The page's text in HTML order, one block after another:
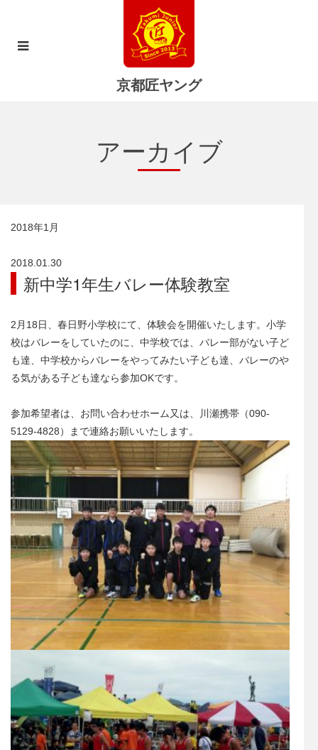
京都匠ヤング
アーカイブ
2018年1月
2018.01.30
新中学1年生バレー体験教室
2月18日、春日野小学校にて、体験会を開催いたします。小学
校はバレーをしていたのに、中学校では、バレー部がない子ど
も達、中学校からバレーをやってみたい子ども達、バレーのや
る気がある子ども達なら参加OKです。
参加希望者は、お問い合わせホーム又は、川瀬携帯（090-
5129-4828）まで連絡お願いいたします。